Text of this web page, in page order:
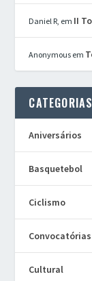
Daniel R, em II
Anonymous em
CATEGORIAS
Aniversários
Basquetebol
Ciclismo
Convocatórias
Cultural